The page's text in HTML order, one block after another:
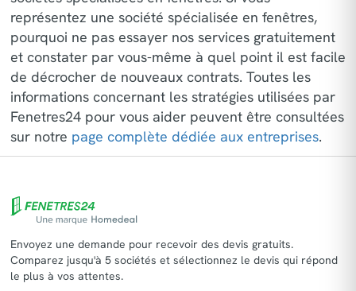
représentez une société spécialisée en fenêtres,
pourquoi ne pas essayer nos services gratuitement
et constater par vous-même à quel point il est facile
de décrocher de nouveaux contrats. Toutes les
informations concernant les stratégies utilisées par
Fenetres24 pour vous aider peuvent être consultées
sur notre page complète dédiée aux entreprises.
Envoyez une demande pour recevoir des devis gratuits.
Comparez jusqu'à 5 sociétés et sélectionnez le devis qui répond
le plus à vos attentes.